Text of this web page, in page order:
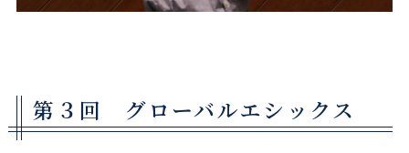
第３回 グローバルエシックス